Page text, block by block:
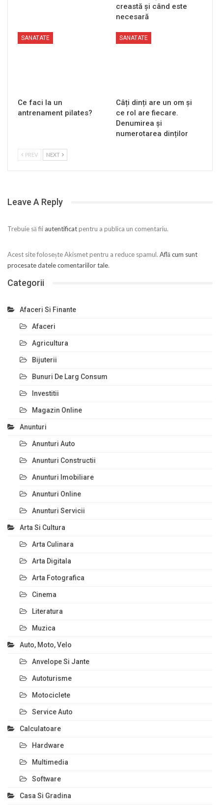
creastă și când este
necesară
SANATATE
Ce faci la un
antrenament pilates?
SANATATE
Câți dinți are un om și
ce rol are fiecare.
Denumirea și
numerotarea dinților
PREV NEXT
Leave A Reply
Trebuie să fii autentificatpentru a publica un comentariu.
Acest site folosește Akismet pentru a reduce spamul. Află cum sunt
procesate datele comentariilor tale.
Categorii
Afaceri Si Finante
Afaceri
Agricultura
Bijuterii
Bunuri De Larg Consum
Investitii
Magazin Online
Anunturi
Anunturi Auto
Anunturi Constructii
Anunturi Imobiliare
Anunturi Online
Anunturi Servicii
Arta Si Cultura
Arta Culinara
Arta Digitala
Arta Fotografica
Cinema
Literatura
Muzica
Auto, Moto, Velo
Anvelope Si Jante
Autoturisme
Motociclete
Service Auto
Calculatoare
Hardware
Multimedia
Software
Casa Si Gradina